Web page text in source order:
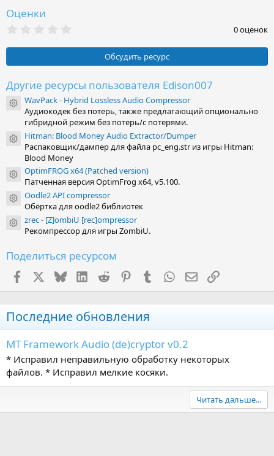
Оценки
0
з
ё
з
д
0 оценок
Обсудить ресурс
Другие ресурсы пользователя Edison007
Иконка ресурса
WavPack - Hybrid Lossless Audio Compressor
Аудиокодек без потерь, также предлагающий опционально
гибридной режим без потерь/с потерями.
Иконка ресурса
Hitman: Blood Money Audio Extractor/Dumper
Распаковщик/дампер для файла pc_eng.str из игры Hitman:
Blood Money
Иконка ресурса
OptimFROG x64 (Patched version)
Патченная версия OptimFrog x64, v5.100.
Иконка ресурса
Oodle2 API compressor
Обёртка для oodle2 библиотек
Иконка ресурса
zrec - [Z]ombiU [rec]ompressor
Рекомпрессор для игры ZombiU.
Поделиться ресурсом
FacebookX (Twitter)
BlueskyLinkedInReddit PinterestTumblr WhatsApp
Электронная
Ссылка
Последние обновления
MT Framework Audio (de)cryptor v0.2
* Исправил неправильную обработку некоторых
файлов. * Исправил мелкие косяки.
Читать дальше...